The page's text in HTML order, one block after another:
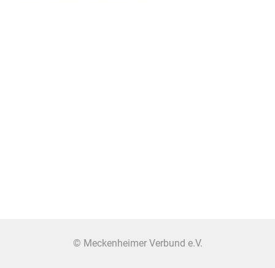
© Meckenheimer Verbund e.V.